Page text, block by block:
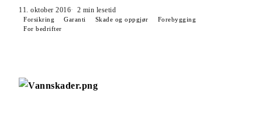
11. oktober 2016 2 min lesetid
Forsikring Garanti Skade og oppgjør
Forebygging
For bedrifter